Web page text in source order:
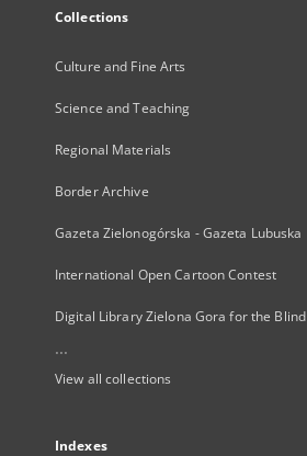
Collections
Culture and Fine Arts
Science and Teaching
Regional Materials
Border Archive
Gazeta Zielonogórska - Gazeta Lubuska
International Open Cartoon Contest
Digital Library Zielona Gora for the Blind
...
View all collections
Indexes